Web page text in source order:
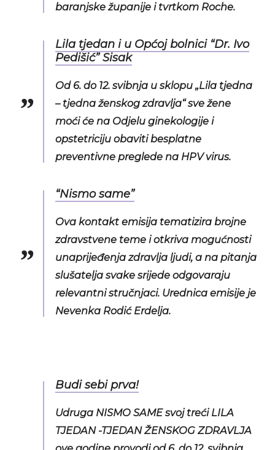
baranjske županije i tvrtkom Roche.
Lila tjedan i u Općoj bolnici “Dr. Ivo
Pedišić” Sisak
Od 6. do 12. svibnja u sklopu „Lila tjedna
– tjedna ženskog zdravlja“ sve žene
moći će na Odjelu ginekologije i
opstetriciju obaviti besplatne
preventivne preglede na HPV virus.
“Nismo same”
Ova kontakt emisija tematizira brojne
zdravstvene teme i otkriva mogućnosti
unaprijeđenja zdravlja ljudi, a na pitanja
slušatelja svake srijede odgovaraju
relevantni stručnjaci. Urednica emisije je
Nevenka Rodić Erdelja.
Budi sebi prva!
Udruga NISMO SAME svoj treći LILA
TJEDAN -TJEDAN ŽENSKOG ZDRAVLJA